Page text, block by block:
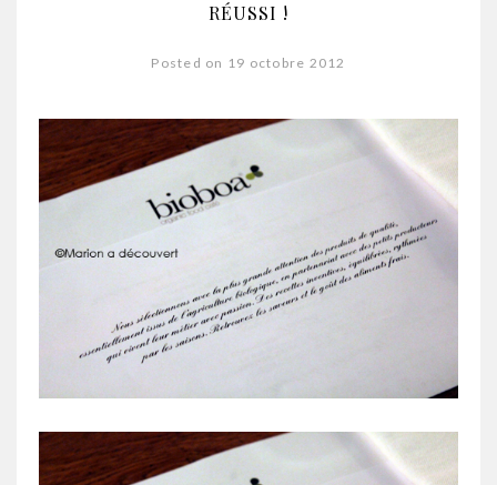
RÉUSSI !
Posted on 19 octobre 2012